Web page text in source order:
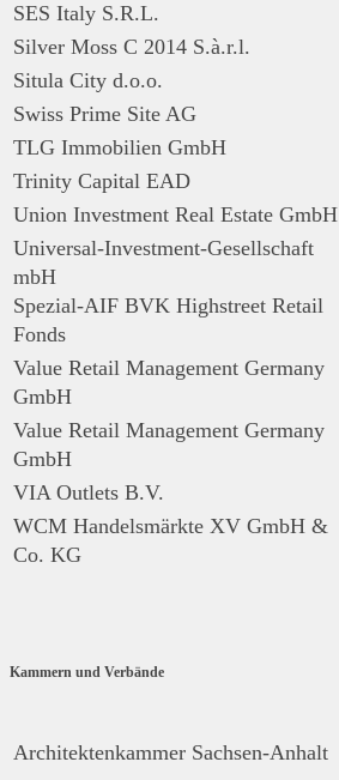
SES Italy S.R.L.
Silver Moss C 2014 S.à.r.l.
Situla City d.o.o.
Swiss Prime Site AG
TLG Immobilien GmbH
Trinity Capital EAD
Union Investment Real Estate GmbH
Universal-Investment-Gesellschaft
mbH
Spezial-AIF BVK Highstreet Retail
Fonds
Value Retail Management Germany
GmbH
Value Retail Management Germany
GmbH
VIA Outlets B.V.
WCM Handelsmärkte XV GmbH &
Co. KG
Kammern und Verbände
Architektenkammer Sachsen-Anhalt